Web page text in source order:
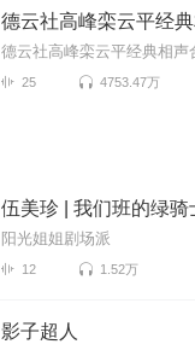
德云社高峰栾云平经
德云社高峰栾云平经典相
25 4753.47万
伍美珍 | 我们班的绿骑
阳光姐姐剧场派
12 1.52万
影子超人